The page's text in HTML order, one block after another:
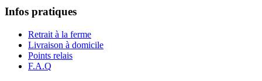
Infos pratiques
Retrait à la ferme
Livraison à domicile
Points relais
F.A.Q